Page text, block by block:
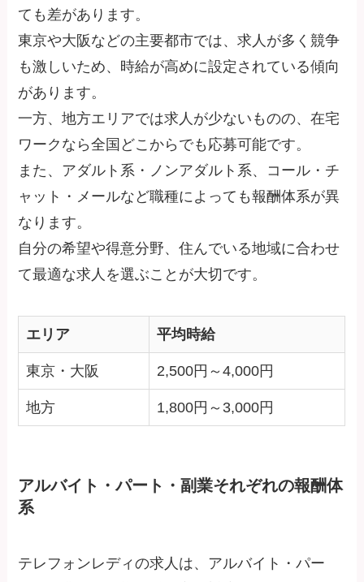
ても差があります。
東京や大阪などの主要都市では、求人が多く競争
も激しいため、時給が高めに設定されている傾向
があります。
一方、地方エリアでは求人が少ないものの、在宅
ワークなら全国どこからでも応募可能です。
また、アダルト系・ノンアダルト系、コール・チ
ャット・メールなど職種によっても報酬体系が異
なります。
自分の希望や得意分野、住んでいる地域に合わせ
て最適な求人を選ぶことが大切です。
エリア 平均時給
東京・大阪 2,500円～4,000円
地方 1,800円～3,000円
アルバイト・パート・副業それぞれの報酬体
系
テレフォンレディの求人は、アルバイト・パー